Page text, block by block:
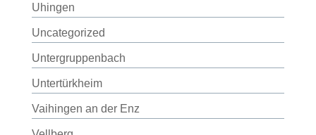
Uhingen
Uncategorized
Untergruppenbach
Untertürkheim
Vaihingen an der Enz